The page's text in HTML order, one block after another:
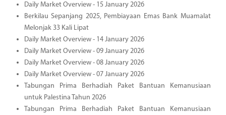
Daily Market Overview - 15 January 2026
Berkilau Sepanjang 2025, Pembiayaan Emas Bank Muamalat
Melonjak 33 Kali Lipat
Daily Market Overview - 14 January 2026
Daily Market Overview - 09 January 2026
Daily Market Overview - 08 January 2026
Daily Market Overview - 07 January 2026
Tabungan Prima Berhadiah Paket Bantuan Kemanusiaan
untuk Palestina Tahun 2026
Tabungan Prima Berhadiah Paket Bantuan Kemanusiaan